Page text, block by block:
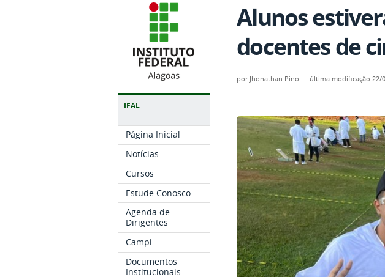
IFAL
Página Inicial
Notícias
Cursos
Estude Conosco
Agenda de
Dirigentes
Campi
Documentos
Institucionais
Alunos
docentes de
por Jhonathan Pino — última modificação 22/